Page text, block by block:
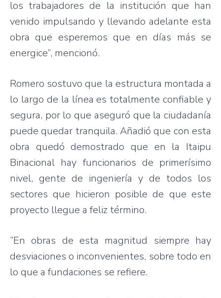
los trabajadores de la institución que han
venido impulsando y llevando adelante esta
obra que esperemos que en días más se
energice”, mencionó.
Romero sostuvo que la estructura montada a
lo largo de la línea es totalmente confiable y
segura, por lo que aseguró que la ciudadanía
puede quedar tranquila. Añadió que con esta
obra quedó demostrado que en la Itaipu
Binacional hay funcionarios de primerísimo
nivel, gente de ingeniería y de todos los
sectores que hicieron posible de que este
proyecto llegue a feliz término.
“En obras de esta magnitud siempre hay
desviaciones o inconvenientes, sobre todo en
lo que a fundaciones se refiere.